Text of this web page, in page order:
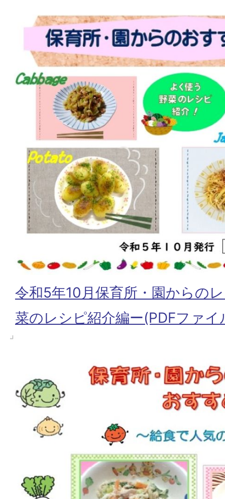
令和5年10月保育所・園からの
菜のレシピ紹介編ー(PDFファイ